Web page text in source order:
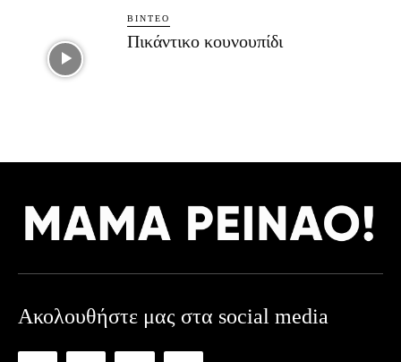
ΒΊΝΤΕΟ
Πικάντικο κουνουπίδι
Ακολουθήστε μας στα social media